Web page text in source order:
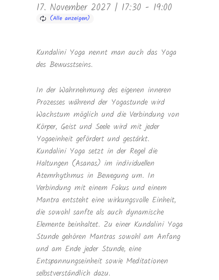
17. November 2027 | 17:30 - 19:00
Kundalini Yoga nennt man auch das Yoga
des Bewusstseins.
In der Wahrnehmung des eigenen inneren
Prozesses während der Yogastunde wird
Wachstum möglich und die Verbindung von
Körper, Geist und Seele wird mit jeder
Yogaeinheit gefördert und gestärkt.
Kundalini Yoga setzt in der Regel die
Haltungen (Asanas) im individuellen
Atemrhythmus in Bewegung um. In
Verbindung mit einem Fokus und einem
Mantra entsteht eine wirkungsvolle Einheit,
die sowohl sanfte als auch dynamische
Elemente beinhaltet. Zu einer Kundalini Yoga
Stunde gehören Mantras sowohl am Anfang
und am Ende jeder Stunde, eine
Entspannungseinheit sowie Meditationen
selbstverständlich dazu.